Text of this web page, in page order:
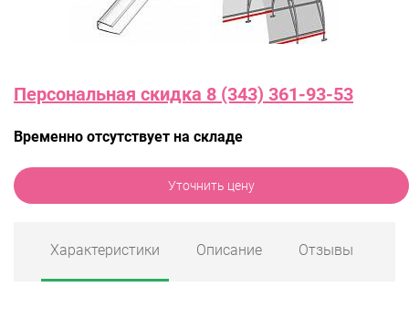
Персональная скидка 8 (343) 361-93-53
Временно отсутствует на складе
Уточнить цену
Характеристики Описание Отзывы